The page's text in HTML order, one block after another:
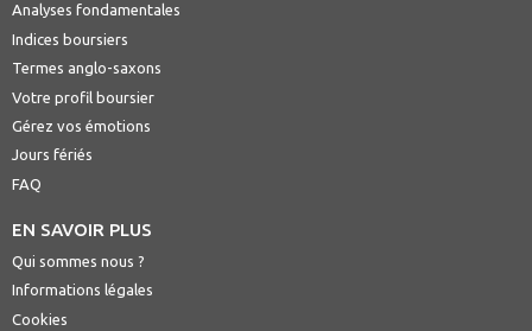
Analyses fondamentales
Indices boursiers
Termes anglo-saxons
Votre profil boursier
Gérez vos émotions
Jours fériés
FAQ
EN SAVOIR PLUS
Qui sommes nous ?
Informations légales
Cookies